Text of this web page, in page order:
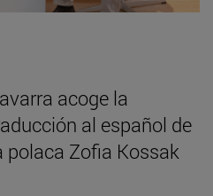
acoge la
al español de
polaca Zofia Kossak